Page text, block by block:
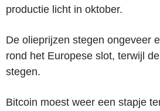
productie licht in oktober.
De olieprijzen stegen ongeveer
rond het Europese slot, terwijl
stegen.
Bitcoin moest weer een stapje